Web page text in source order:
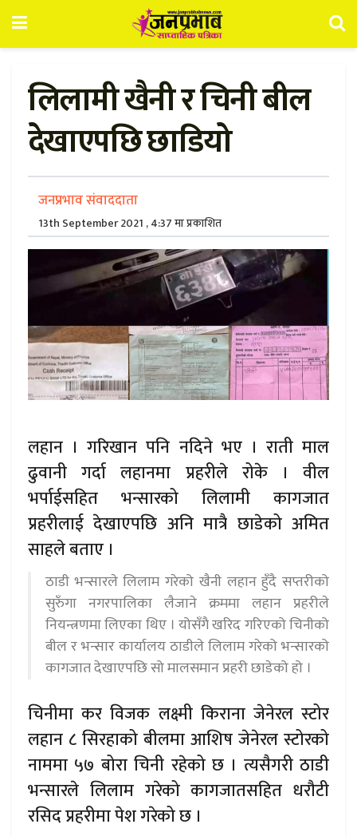
लिलामी खैनी र चिनी बील
देखाएपछि छाडियो
जनप्रभाव संवाददाता
13th September 2021 , 4:37 मा प्रकाशित
लहान । गरिखान पनि नदिने भए । राती माल
ढुवानी गर्दा लहानमा प्रहरीले रोके । वील
भर्पाईसहित भन्सारको लिलामी कागजात
प्रहरीलाई देखाएपछि अनि मात्रै छाडेको अमित
साहले बताए ।
ठाडी भन्सारले लिलाम गरेको खैनी लहान हुँदै सप्तरीको
सुरुँगा नगरपालिका लैजाने क्रममा लहान प्रहरीले
नियन्त्रणमा लिएका थिए । योसँगै खरिद गरिएको चिनीको
बील र भन्सार कार्यालय ठाडीले लिलाम गरेको भन्सारको
कागजात देखाएपछि सो मालसमान प्रहरी छाडेको हो ।
चिनीमा कर विजक लक्ष्मी किराना जेनेरल स्टोर
लहान ८ सिरहाको बीलमा आशिष जेनेरल स्टोरको
नाममा ५७ बोरा चिनी रहेको छ । त्यसैगरी ठाडी
भन्सारले लिलाम गरेको कागजातसहित धरौटी
रसिद प्रहरीमा पेश गरेको छ ।